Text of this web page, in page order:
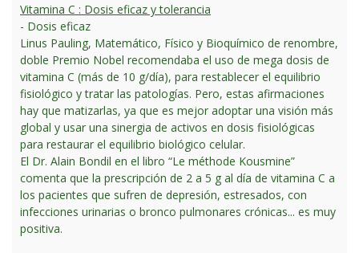
Vitamina C : Dosis eficaz y tolerancia
- Dosis eficaz
Linus Pauling, Matemático, Físico y Bioquímico de renombre,
doble Premio Nobel recomendaba el uso de mega dosis de
vitamina C (más de 10 g/día), para restablecer el equilibrio
fisiológico y tratar las patologías. Pero, estas afirmaciones
hay que matizarlas, ya que es mejor adoptar una visión más
global y usar una sinergia de activos en dosis fisiológicas
para restaurar el equilibrio biológico celular.
El Dr. Alain Bondil en el libro “Le méthode Kousmine”
comenta que la prescripción de 2 a 5 g al día de vitamina C a
los pacientes que sufren de depresión, estresados, con
infecciones urinarias o bronco pulmonares crónicas... es muy
positiva.